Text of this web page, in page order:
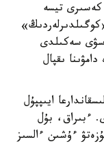
كەسىرى تيسە
سەكىلدى
ىقپال
ايىپپۇل
ءبىراق، بۇل
ءۇشىن ءالسىز